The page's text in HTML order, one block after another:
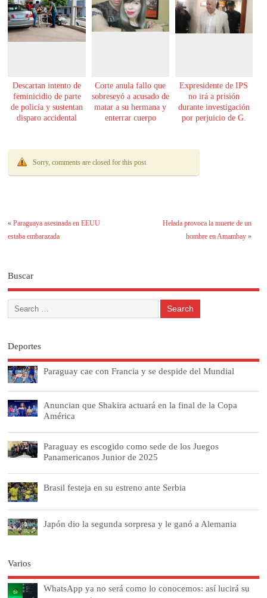
Descartan intento de
feminicidio de parte
de policía y sustentan
disparo accidental
Corte anula fallo que
sobreseyó a acusado de
matar a su hermana y
enterrar cuerpo
Expresidente de IPS
no irá a prisión
durante investigación
por perjuicio de G.
Sorry, comments are closed for this post
«Paraguaya asesinada en EEUU
estaba embarazada
Helada provoca la muerte de un
hombre en Amambay»
Buscar
Deportes
Paraguay cae con Francia y se despide del Mundial
Anuncian que Shakira actuará en la final de la Copa
América
Paraguay es escogido como sede de los Juegos
Panamericanos Junior de 2025
Brasil festeja en su estreno ante Serbia
Japón dio la segunda sorpresa y le ganó a Alemania
Varios
WhatsApp ya no será como lo conocemos: así lucirá su